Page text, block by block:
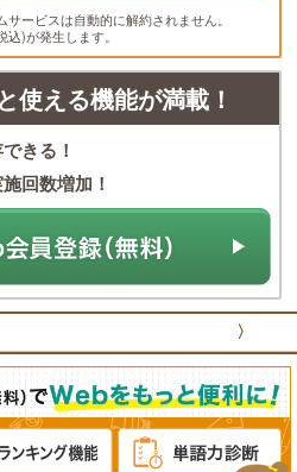
ービスは自動的に解約されません。
)が発生します。
使える機能が満載！
きる！
回数増加！
〉